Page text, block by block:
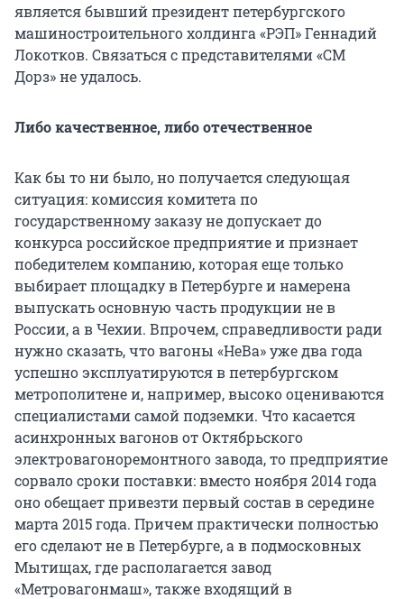
является бывший президент петербургского
машиностроительного холдинга «РЭП» Геннадий
Локотков. Связаться с представителями «СМ
Дорз» не удалось.
Либо качественное, либо отечественное
Как бы то ни было, но получается следующая
ситуация: комиссия комитета по
государственному заказу не допускает до
конкурса российское предприятие и признает
победителем компанию, которая еще только
выбирает площадку в Петербурге и намерена
выпускать основную часть продукции не в
России, а в Чехии. Впрочем, справедливости ради
нужно сказать, что вагоны «НеВа» уже два года
успешно эксплуатируются в петербургском
метрополитене и, например, высоко оцениваются
специалистами самой подземки. Что касается
асинхронных вагонов от Октябрьского
электровагоноремонтного завода, то предприятие
сорвало сроки поставки: вместо ноября 2014 года
оно обещает привезти первый состав в середине
марта 2015 года. Причем практически полностью
его сделают не в Петербурге, а в подмосковных
Мытищах, где располагается завод
«Метровагонмаш», также входящий в